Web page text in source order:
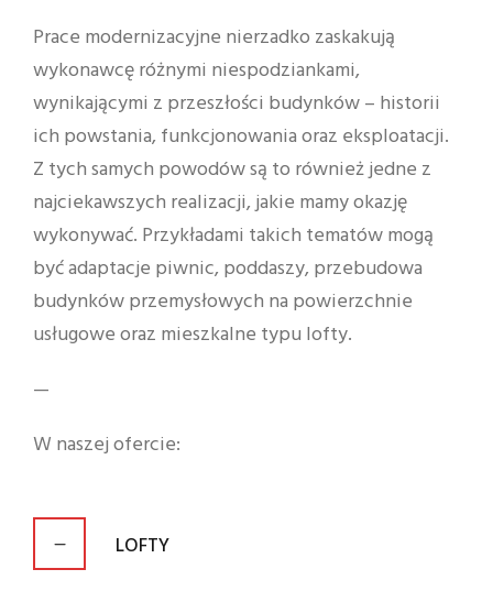
Prace modernizacyjne nierzadko zaskakują
wykonawcę różnymi niespodziankami,
wynikającymi z przeszłości budynków – historii
ich powstania, funkcjonowania oraz eksploatacji.
Z tych samych powodów są to również jedne z
najciekawszych realizacji, jakie mamy okazję
wykonywać. Przykładami takich tematów mogą
być adaptacje piwnic, poddaszy, przebudowa
budynków przemysłowych na powierzchnie
usługowe oraz mieszkalne typu lofty.
—
W naszej ofercie:
LOFTY